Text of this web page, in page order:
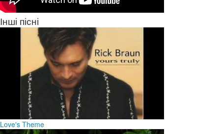
Інші пісні
Love's Theme